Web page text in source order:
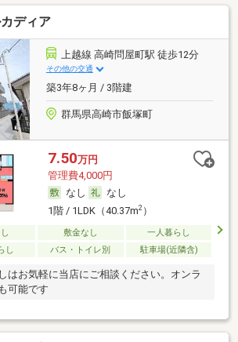
ディア
上越線 高崎問屋町駅 徒歩12分
その他の交通
築3年8ヶ月 / 3階建
群馬県高崎市飯塚町
7.50万円
管理費4,000円
なし
なし
1階 / 1LDK（40.37m2）
敷金なし
一人暮らし
し
バス・トイレ別 駐車場(近隣含)
はお気軽に当店にご相談ください。オンラ
可能です